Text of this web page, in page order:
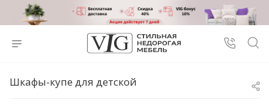
Шкафы-купе для детской